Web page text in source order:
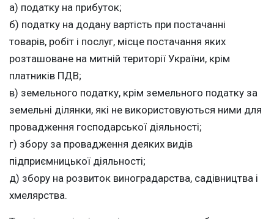
а) податку на прибуток;
б) податку на додану вартість при постачанні
товарів, робіт і послуг, місце постачання яких
розташоване на митній території України, крім
платників ПДВ;
в) земельного податку, крім земельного податку за
земельні ділянки, які не використовуються ними для
провадження господарської діяльності;
г) збору за провадження деяких видів
підприємницької діяльності;
д) збору на розвиток виноградарства, садівництва і
хмелярства.